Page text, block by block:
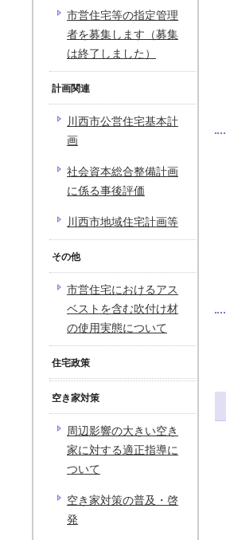
市営住宅等の指定管理
者を募集します（募集
は終了しました）
計画関連
川西市公営住宅基本計
画
社会資本総合整備計画
に係る事後評価
川西市地域住宅計画等
その他
市営住宅におけるアス
ベストを含む吹付け材
の使用実態について
住宅政策
空き家対策
周辺影響の大きい空き
家に対する適正指導に
ついて
空き家対策の普及・啓
発